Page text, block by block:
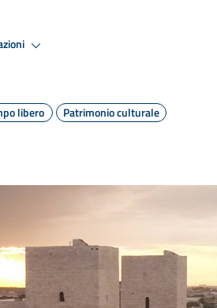
libero Patrimonio culturale